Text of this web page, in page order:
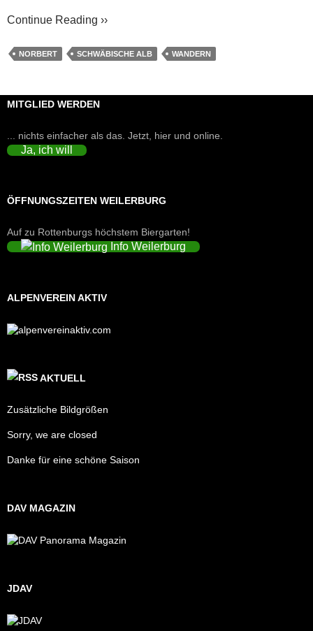
Continue Reading ››
NORBERT SCHWÄBISCHE ALB WANDERN
MITGLIED WERDEN
... nichts einfacher als das. Jetzt, hier und online.
Ja, ich will
ÖFFNUNGSZEITEN WEILERBURG
Auf zu Rottenburgs höchstem Biergarten!
Info Weilerburg
ALPENVEREIN AKTIV
AKTUELL
Zusätzliche Bildgrößen
Sorry, we are closed
Danke für eine schöne Saison
DAV MAGAZIN
JDAV